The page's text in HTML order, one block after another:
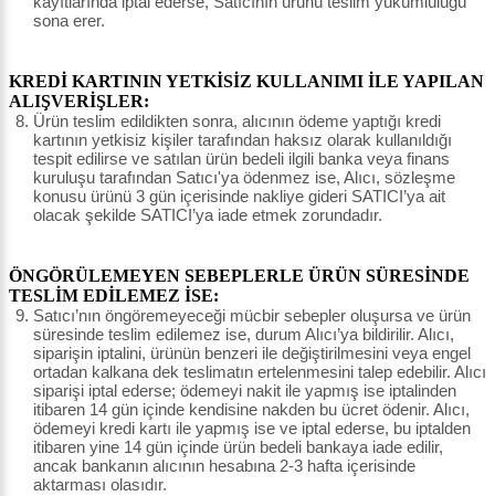
sona erer.
KREDİ KARTININ YETKİSİZ KULLANIMI İLE YAPILAN
ALIŞVERİŞLER:
Ürün teslim edildikten sonra, alıcının ödeme yaptığı kredi
kartının yetkisiz kişiler tarafından haksız olarak kullanıldığı
tespit edilirse ve satılan ürün bedeli ilgili banka veya finans
kuruluşu tarafından Satıcı'ya ödenmez ise, Alıcı, sözleşme
konusu ürünü 3 gün içerisinde nakliye gideri SATICI’ya ait
olacak şekilde SATICI’ya iade etmek zorundadır.
ÖNGÖRÜLEMEYEN SEBEPLERLE ÜRÜN SÜRESİNDE
TESLİM EDİLEMEZ İSE:
Satıcı’nın öngöremeyeceği mücbir sebepler oluşursa ve ürün
süresinde teslim edilemez ise, durum Alıcı’ya bildirilir. Alıcı,
siparişin iptalini, ürünün benzeri ile değiştirilmesini veya engel
ortadan kalkana dek teslimatın ertelenmesini talep edebilir. Alıcı
siparişi iptal ederse; ödemeyi nakit ile yapmış ise iptalinden
itibaren 14 gün içinde kendisine nakden bu ücret ödenir. Alıcı,
ödemeyi kredi kartı ile yapmış ise ve iptal ederse, bu iptalden
itibaren yine 14 gün içinde ürün bedeli bankaya iade edilir,
ancak bankanın alıcının hesabına 2-3 hafta içerisinde
aktarması olasıdır.